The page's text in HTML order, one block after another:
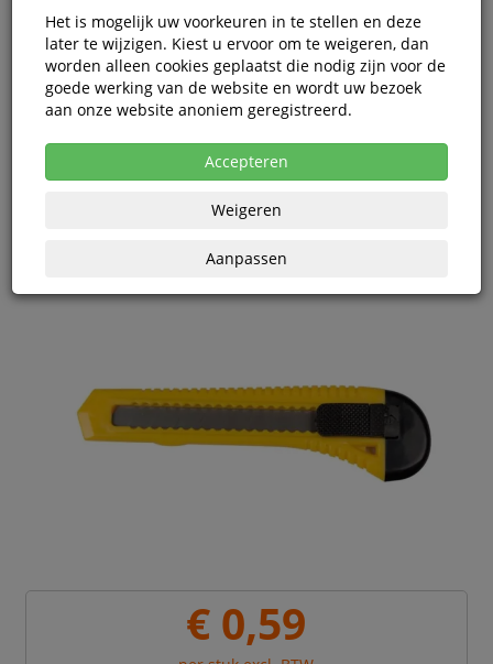
Toolland Afbreekmes hobbymes
kunststof Geel 18 mm
Korting vanaf aankoop 40 eenheden, zie
Vanaf € 0,57 excl. BTW bij aankoop van minimaal 80
eenheden
€ 0,59
Het is mogelijk uw voorkeuren in te stellen en deze
later te wijzigen. Kiest u ervoor om te weigeren, dan
worden alleen cookies geplaatst die nodig zijn voor de
goede werking van de website en wordt uw bezoek
aan onze website anoniem geregistreerd.
Accepteren
Weigeren
Aanpassen